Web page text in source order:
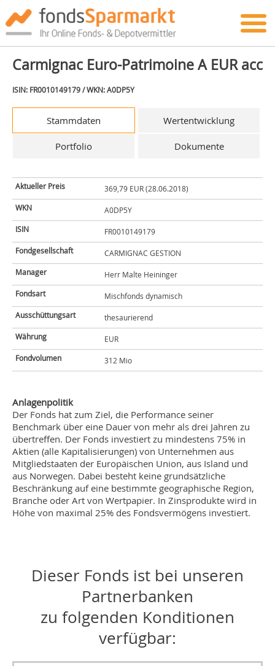
Carmignac Euro-Patrimoine A EUR acc
ISIN: FR0010149179 / WKN: A0DP5Y
Stammdaten Wertentwicklung
Portfolio Dokumente
Aktueller Preis
369,79 EUR (28.06.2018)
WKN
A0DP5Y
ISIN
FR0010149179
Fondgesellschaft
CARMIGNAC GESTION
Manager
Herr Malte Heininger
Fondsart
Mischfonds dynamisch
Ausschüttungsart
thesaurierend
Währung
EUR
Fondvolumen
312 Mio
Anlagenpolitik
Der Fonds hat zum Ziel, die Performance seiner
Benchmark über eine Dauer von mehr als drei Jahren zu
übertreffen. Der Fonds investiert zu mindestens 75% in
Aktien (alle Kapitalisierungen) von Unternehmen aus
Mitgliedstaaten der Europäischen Union, aus Island und
aus Norwegen. Dabei besteht keine grundsätzliche
Beschränkung auf eine bestimmte geographische Region,
Branche oder Art von Wertpapier. In Zinsprodukte wird in
Höhe von maximal 25% des Fondsvermögens investiert.
Dieser Fonds ist bei unseren
Partnerbanken
zu folgenden Konditionen
verfügbar: